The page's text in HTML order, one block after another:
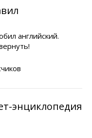
английский.
энциклопедия